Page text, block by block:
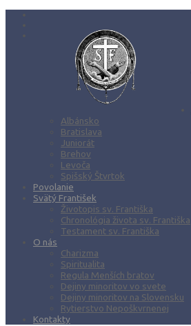
Albánsko
Bratislava
Juniorát
Brehov
Levoča
Spišský Štvrtok
Povolanie
Svätý František
Životopis sv. Františka
Chronológia života sv. Františka
Testament sv. Františka
O nás
Charizma
Spiritualita
Regula Menších bratov
Dejiny minoritov vo svete
Dejiny minoritov na Slovensku
Rytierstvo Nepoškvrnenej
Kontakty